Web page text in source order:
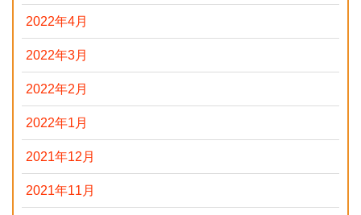
2022年4月
2022年3月
2022年2月
2022年1月
2021年12月
2021年11月